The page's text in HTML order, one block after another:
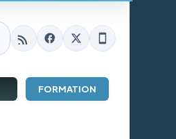
FORMATION